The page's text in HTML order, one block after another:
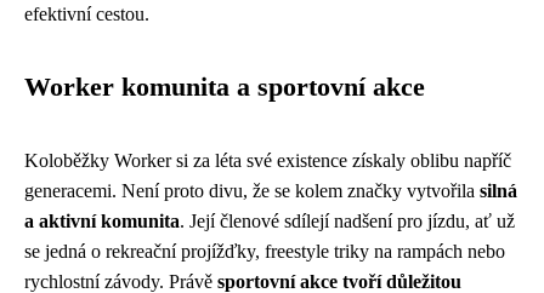
efektivní cestou.
Worker komunita a sportovní akce
Koloběžky Worker si za léta své existence získaly oblibu napříč
generacemi. Není proto divu, že se kolem značky vytvořila silná
a aktivní komunita. Její členové sdílejí nadšení pro jízdu, ať už
se jedná o rekreační projížďky, freestyle triky na rampách nebo
rychlostní závody. Právě sportovní akce tvoří důležitou